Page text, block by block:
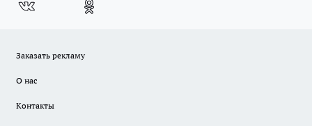
Заказать рекламу
О нас
Контакты